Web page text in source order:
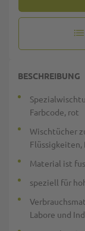
BESCHREIBUNG
Farbcode, rot
Wischtücher
Material ist
speziell für
Labore und